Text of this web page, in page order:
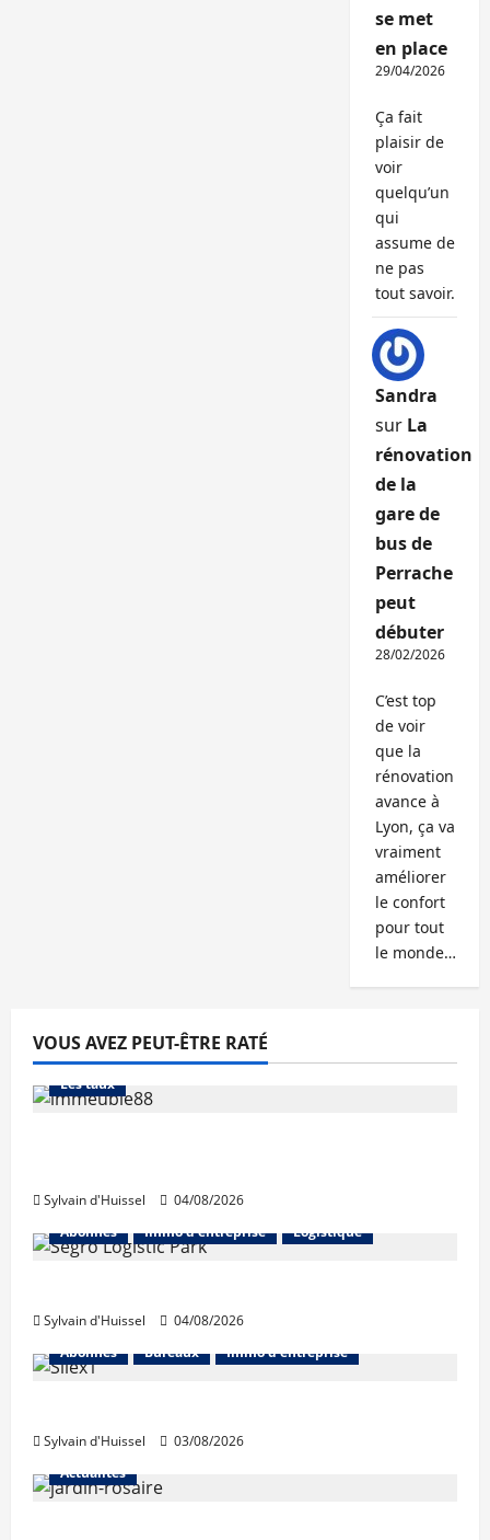
se met
en place
29/04/2026
Ça fait
plaisir de
voir
quelqu’un
qui
assume de
ne pas
tout savoir.
Sandra
sur La
rénovation
de la
gare de
bus de
Perrache
peut
débuter
28/02/2026
C’est top
de voir
que la
rénovation
avance à
Lyon, ça va
vraiment
améliorer
le confort
pour tout
le monde…
VOUS AVEZ PEUT-ÊTRE RATÉ
Abonnés Financement
L'avis des courtiers
Les taux
Sylvain d'Huissel
04/08/2026
Abonnés
Immo d'entreprise Logistique
Sylvain d'Huissel
04/08/2026
Abonnés
Bureaux Immo d'entreprise
Sylvain d'Huissel
03/08/2026
Actualités